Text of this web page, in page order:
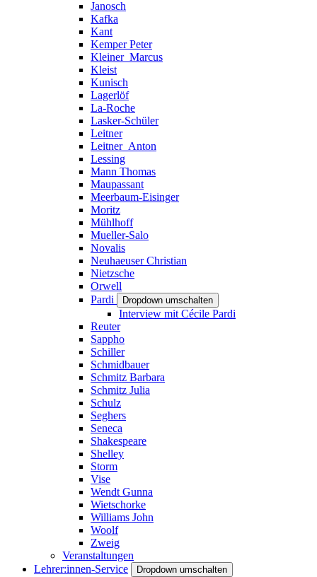
Janosch
Kafka
Kant
Kemper Peter
Kleiner_Marcus
Kleist
Kunisch
Lagerlöf
La-Roche
Lasker-Schüler
Leitner
Leitner_Anton
Lessing
Mann Thomas
Maupassant
Meerbaum-Eisinger
Moritz
Mühlhoff
Mueller-Salo
Novalis
Neuhaeuser Christian
Nietzsche
Orwell
Pardi
Dropdown umschalten
Interview mit Cécile Pardi
Reuter
Sappho
Schiller
Schmidbauer
Schmitz Barbara
Schmitz Julia
Schulz
Seghers
Seneca
Shakespeare
Shelley
Storm
Vise
Wendt Gunna
Wietschorke
Williams John
Woolf
Zweig
Veranstaltungen
Lehrer:innen-Service
Dropdown umschalten